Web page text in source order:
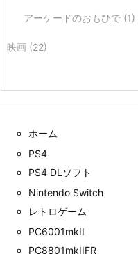
アーケードのおもひで (1)
映画 (22)
ホーム
PS4
PS4 DLソフト
Nintendo Switch
レトロゲーム
PC6001mkII
PC8801mkIIFR